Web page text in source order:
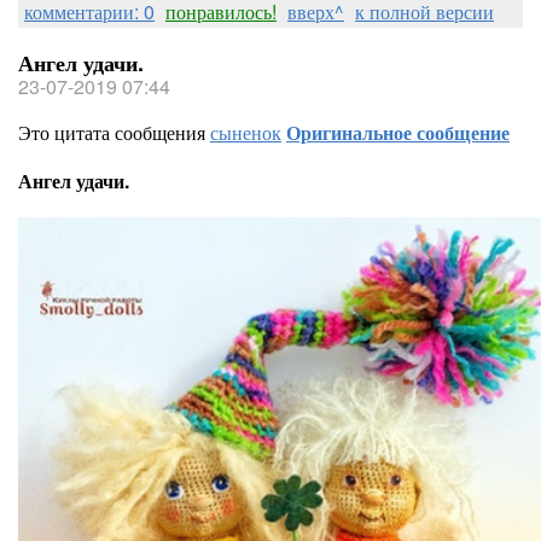
комментарии: 0 понравилось! вверх^ к полной версии
Ангел удачи.
23-07-2019 07:44
Это цитата сообщениясыненокОригинальное сообщение
Ангел удачи.